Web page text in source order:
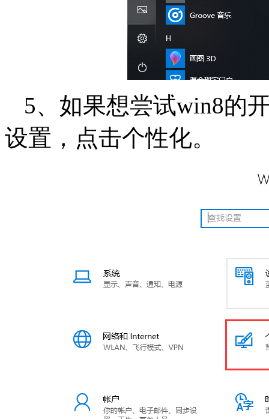
5、如果想尝试win8的
设置，点击个性化。